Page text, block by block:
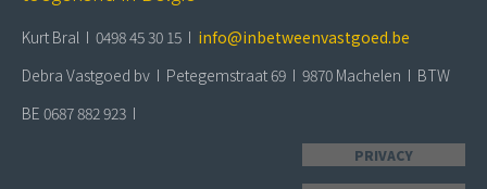
Kurt Bral I 0498 45 30 15 I info@inbetweenvastgoed.be
Debra Vastgoed bv I Petegemstraat 69 I 9870 Machelen I BTW
BE 0687 882 923 I
PRIVACY